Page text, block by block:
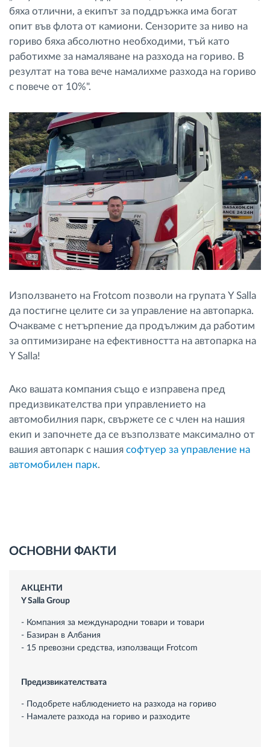
бяха отлични, а екипът за поддръжка има богат
опит във флота от камиони. Сензорите за ниво на
гориво бяха абсолютно необходими, тъй като
работихме за намаляване на разхода на гориво. В
резултат на това вече намалихме разхода на гориво
с повече от 10%".
Използването на Frotcom позволи на групата Y Salla
да постигне целите си за управление на автопарка.
Очакваме с нетърпение да продължим да работим
за оптимизиране на ефективността на автопарка на
Y Salla!
Ако вашата компания също е изправена пред
предизвикателства при управлението на
автомобилния парк, свържете се с член на нашия
екип и започнете да се възползвате максимално от
вашия автопарк с нашия софтуер за управление на
автомобилен парк.
ОСНОВНИ ФАКТИ
АКЦЕНТИ
Y Salla Group
- Компания за международни товари и товари
- Базиран в Албания
- 15 превозни средства, използващи Frotcom
Предизвикателствата
- Подобрете наблюдението на разхода на гориво
- Намалете разхода на гориво и разходите